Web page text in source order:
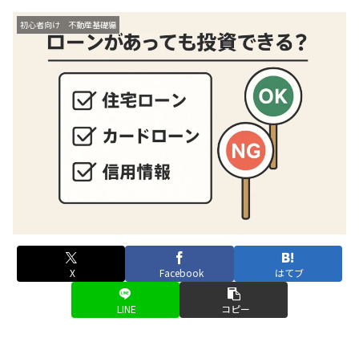
初心者向け 不動産基礎編
X Facebook はてブ
LINE コピー